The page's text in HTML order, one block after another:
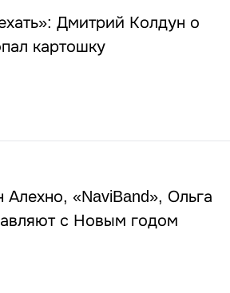
Дмитрий Колдун о
картошку
«NaviBand», Ольга
с Новым годом